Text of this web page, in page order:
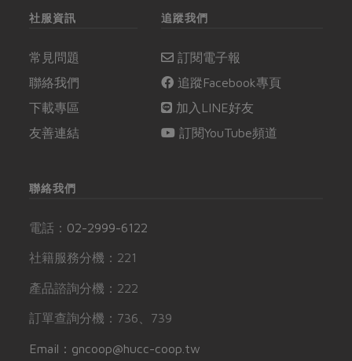
社服資訊
常見問題
聯絡我們
下載專區
友善連結
追蹤我們
訂閱電子報
追蹤Facebook專頁
加入LINE好友
訂閱YouTube頻道
聯絡我們
電話： 02-2999-6122
社籍服務分機：221
產品諮詢分機：222
訂單查詢分機：736、739
Email：gncoop@hucc-coop.tw